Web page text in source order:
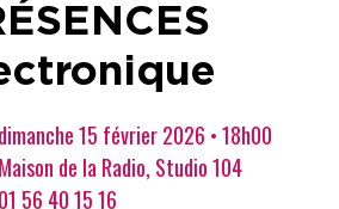
dimanche 15 février 2026 • 18h00
Maison de la Radio, Studio 104
01 56 40 15 16